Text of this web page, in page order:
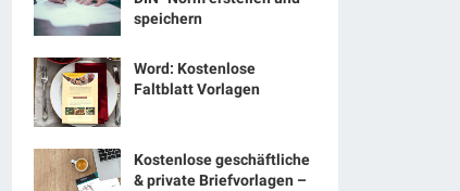
speichern
Word: Kostenlose
Faltblatt Vorlagen
Kostenlose geschäftliche
& private Briefvorlagen –